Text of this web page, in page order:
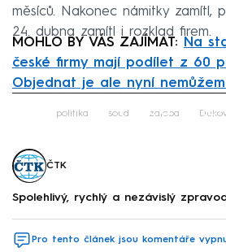
měsíců. Nakonec námitky zamítl,
24. dubna zamítl i rozklad firem.
MOHLO BY VÁS ZAJÍMAT:
Na
české firmy mají podílet z 60
Objednat je ale nyní
Failed to
politika soud žaloba
ČTK
Spolehlivý, rychlý a nezávislý
Pro tento článek jsou komentáře